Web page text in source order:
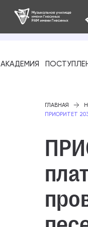
АКАДЕМИЯ
Бакалавриат
Магистратура
Ассистентура-
Аспирантура
Дополнительное
ГЛАВНАЯ
ПРИОРИТЕТ